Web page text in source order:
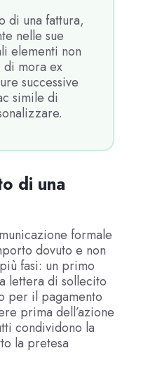
di una fattura,
nelle sue
elementi non
di mora ex
successive
simile di
di una
formale
dovuto e non
fasi: un primo
lettera di sollecito
per il pagamento
prima dell’azione
condividono la
la pretesa